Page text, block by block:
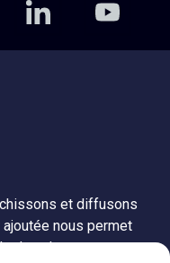
et diffusons
nous permet
dans leurs